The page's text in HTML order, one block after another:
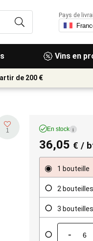
Vins en
Pays de
de 200 €
1 En stock i
36,05 € /
1 bouteille
2 bouteilles
3 bouteilles
-